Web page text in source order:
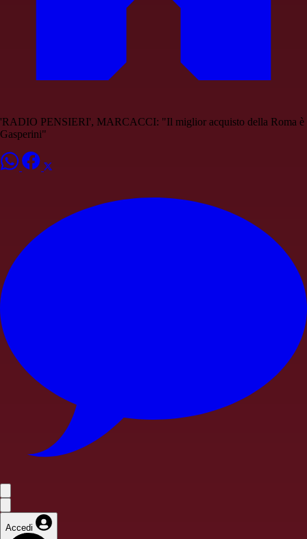
'RADIO PENSIERI', MARCACCI: "Il miglior acquisto della Roma è
Gasperini"
Accedi